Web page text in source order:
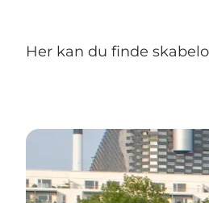
Her kan du finde